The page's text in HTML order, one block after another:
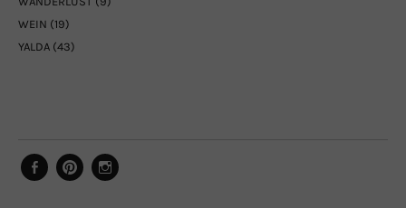
WEIN (19)
YALDA (43)